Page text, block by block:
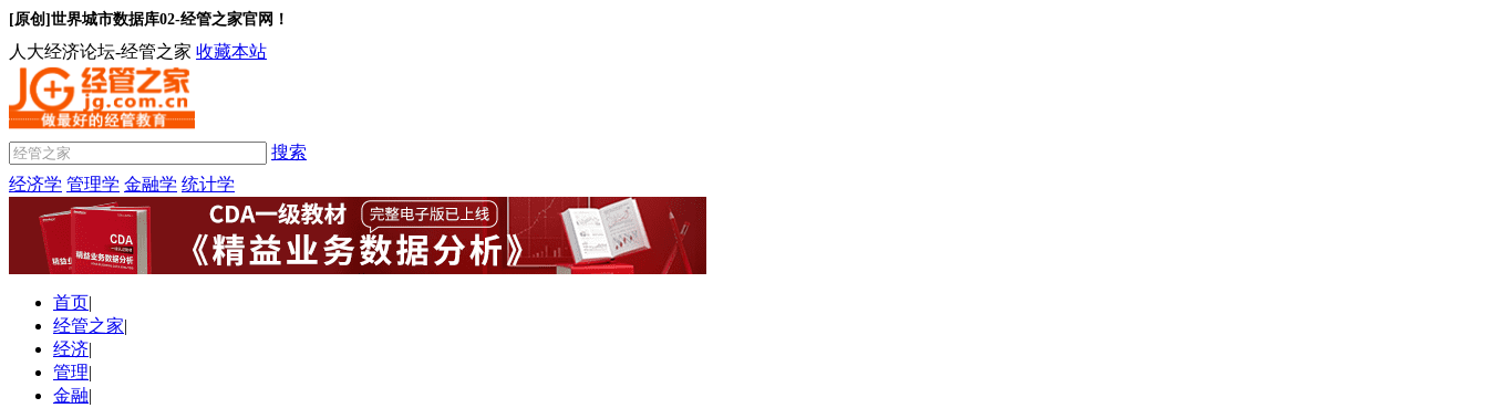
[原创]世界城市数据库02-经管之家官网！
人大经济论坛-经管之家 收藏本站
搜索
经济学 管理学 金融学 统计学
首页|
经管之家|
经济|
管理|
金融|